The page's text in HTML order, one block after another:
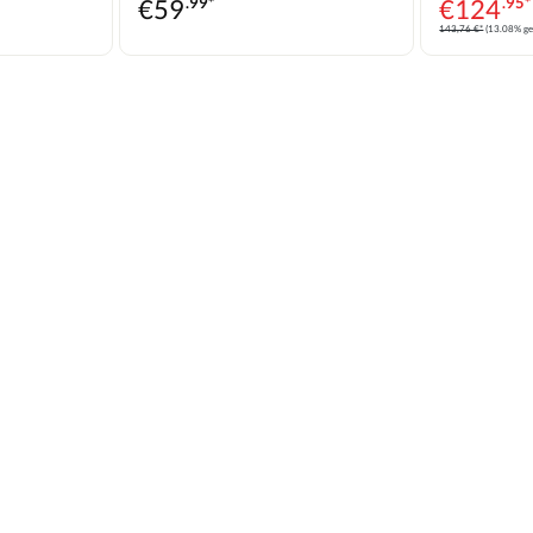
€59 €124
143,76 €* (13.08%